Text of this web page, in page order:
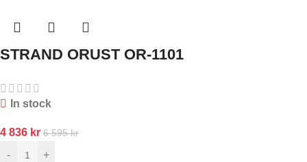
STRAND ORUST OR-1101
In stock
4 836 kr 6 595kr
-
+